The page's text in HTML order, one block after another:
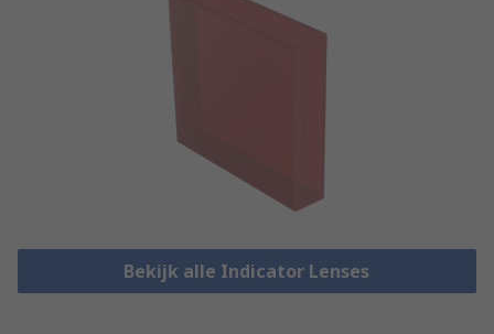
Bekijk alle Indicator Lenses